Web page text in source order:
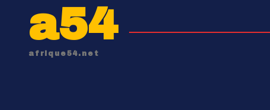
a54
afrique54.net